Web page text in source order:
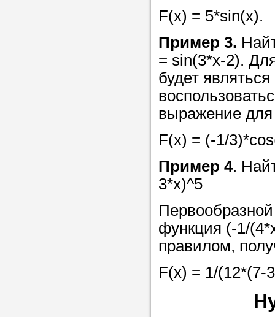
Мы
в
советам,
репетитора
Совет 3.
студент-
хорошо
задачей. Он
цена ниже, и
найдет
F(x) = 5*sin(x).
Пример 3.
= sin(3*x-2).
будет
выражение для
F(x) = (-1/
Пример 4.
3*x)^5
функция (-1/
правилом,
F(x) = 1/(12*(7-